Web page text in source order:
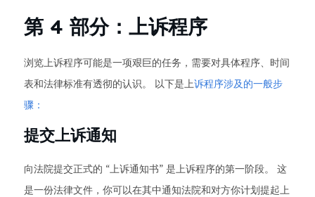
第 4 部分：上诉程序
浏览上诉程序可能是一项艰巨的任务，需要对具体程序、时间
表和法律标准有透彻的认识。 以下是上诉程序涉及的一般步
骤：
提交上诉通知
向法院提交正式的 “上诉通知书” 是上诉程序的第一阶段。 这
是一份法律文件，你可以在其中通知法院和对方你计划提起上